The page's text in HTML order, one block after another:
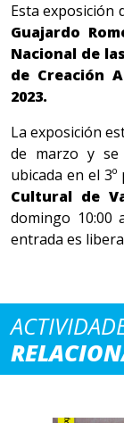
Esta exposición
Guajardo
Nacional de
de Creación
2023.
La exposición
de marzo y
ubicada en el
Cultural de
domingo 10:00
entrada es